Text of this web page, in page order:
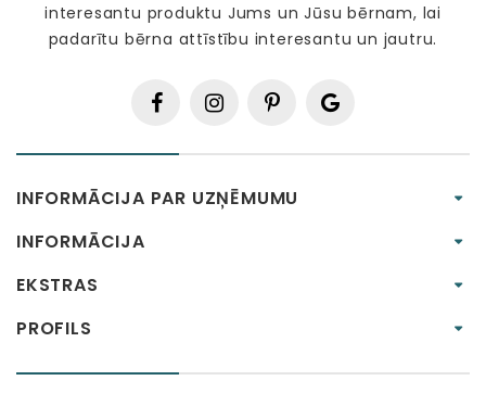
interesantu produktu Jums un Jūsu bērnam, lai
padarītu bērna attīstību interesantu un jautru.
INFORMĀCIJA PAR UZŅĒMUMU
INFORMĀCIJA
EKSTRAS
PROFILS